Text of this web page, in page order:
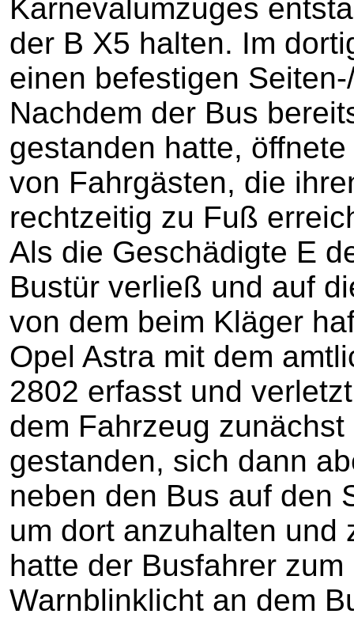
Karnevalumzuges
der B X5 halten. Im
einen befestigen
Nachdem der Bus
gestanden hatte,
von Fahrgästen, die
rechtzeitig zu Fuß
Als die Geschädigte E
Bustür verließ und auf
von dem beim Kläger
Opel Astra mit dem
2802 erfasst und
dem Fahrzeug
gestanden, sich dann
neben den Bus auf den
um dort anzuhalten und
hatte der Busfahrer
Warnblinklicht an dem